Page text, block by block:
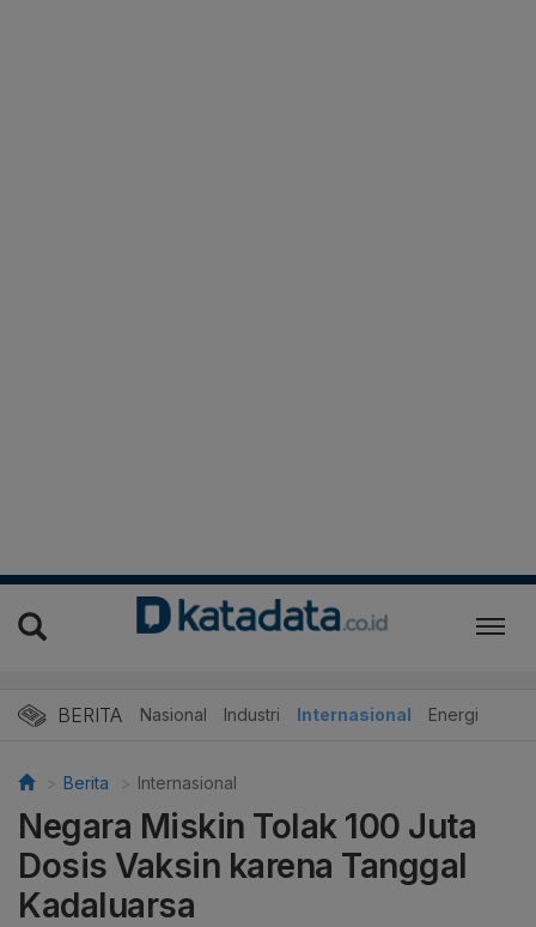
BERITA Nasional Industri Internasional Energi
Berita Internasional
Negara Miskin Tolak 100 Juta
Dosis Vaksin karena Tanggal
Kadaluarsa